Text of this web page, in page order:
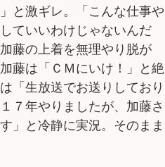
と激ギレ。「こんな仕事や
ていいわけじゃないんだ
藤の上着を無理やり脱が
藤は「ＣＭにいけ！」と絶
「生放送でお送りしており
７年やりましたが、加藤さ
」と冷静に実況。そのまま